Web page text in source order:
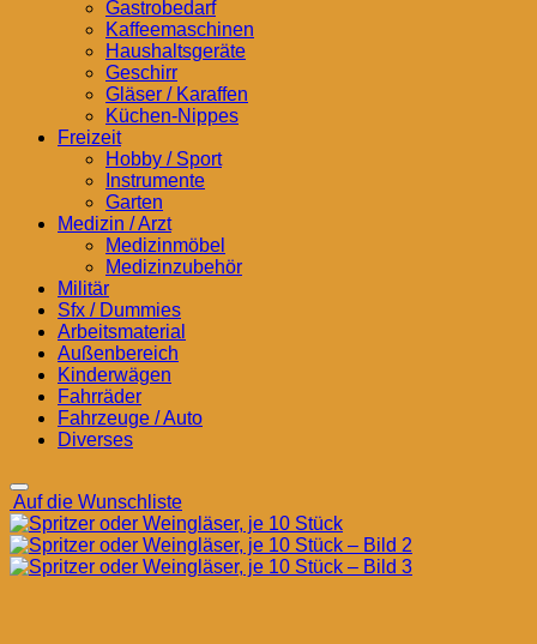
Gastrobedarf
Kaffeemaschinen
Haushaltsgeräte
Geschirr
Gläser / Karaffen
Küchen-Nippes
Freizeit
Hobby / Sport
Instrumente
Garten
Medizin / Arzt
Medizinmöbel
Medizinzubehör
Militär
Sfx / Dummies
Arbeitsmaterial
Außenbereich
Kinderwägen
Fahrräder
Fahrzeuge / Auto
Diverses
Auf die Wunschliste